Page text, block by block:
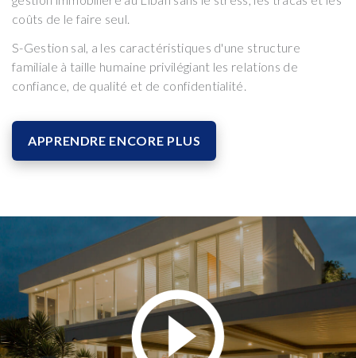
coûts de le faire seul.
S-Gestion sal, a les caractéristiques d'une structure
familiale à taille humaine privilégiant les relations de
confiance, de qualité et de confidentialité.
APPRENDRE ENCORE PLUS